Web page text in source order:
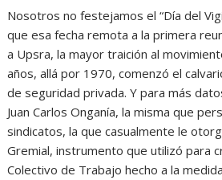
Nosotros no festejamos el “Día del
que esa fecha remota a la primera
a Upsra, la mayor traición al
años, allá por 1970, comenzó el
de seguridad privada. Y para más
Juan Carlos Onganía, la misma que
sindicatos, la que casualmente le
Gremial, instrumento que utilizó para
Colectivo de Trabajo hecho a la